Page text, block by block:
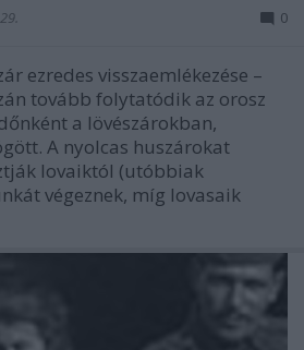
0
ezredes visszaemlékezése –
tovább folytatódik az orosz
a lövészárokban,
A nyolcas huszárokat
lovaiktól (utóbbiak
végeznek, míg lovasaik